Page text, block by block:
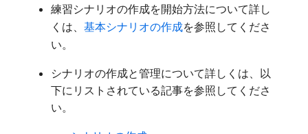
練習シナリオの作成を開始方法について詳し
くは、 基本シナリオの作成を参照してくださ
い。
シナリオの作成と管理について詳しくは、以
下にリストされている記事を参照してくださ
い。